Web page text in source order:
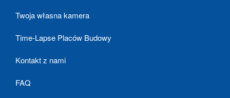
Twoja własna kamera
Time-Lapse Placów Budowy
Kontakt z nami
FAQ